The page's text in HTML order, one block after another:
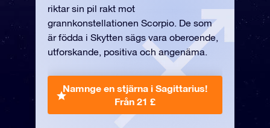
riktar sin pil rakt mot
grannkonstellationen Scorpio. De som
är födda i Skytten sägs vara oberoende,
utforskande, positiva och angenäma.
Namnge en stjärna i Sagittarius!
Från 21 £